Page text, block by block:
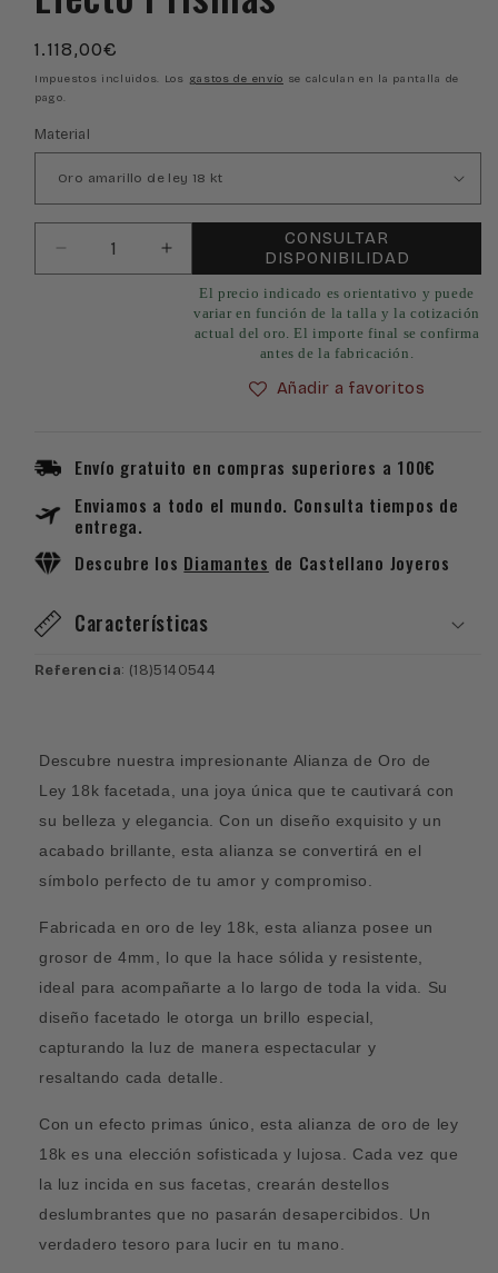
Precio
habitual
1.118,00€
Impuestos incluidos. Los gastos de envío se calculan en la pantalla de
pago.
Material
Reducir
cantidad
Prismas
Aumentar
cantidad
para
Alianza
Prismas
CONSULTAR
DISPONIBILIDAD
El precio indicado es orientativo y puede
variar en función de la talla y la cotización
actual del oro. El importe final se confirma
antes de la fabricación.
Añadir a favoritos
Envío gratuito en compras superiores a 100€
Enviamos a todo el mundo. Consulta tiempos de
entrega.
Descubre los Diamantes de Castellano Joyeros
Características
Referencia: (18)5140544
Descubre nuestra impresionante Alianza de Oro de
Ley 18k facetada, una joya única que te cautivará con
su belleza y elegancia. Con un diseño exquisito y un
acabado brillante, esta alianza se convertirá en el
símbolo perfecto de tu amor y compromiso.
Fabricada en oro de ley 18k, esta alianza posee un
grosor de 4mm, lo que la hace sólida y resistente,
ideal para acompañarte a lo largo de toda la vida. Su
diseño facetado le otorga un brillo especial,
capturando la luz de manera espectacular y
resaltando cada detalle.
Con un efecto primas único, esta alianza de oro de ley
18k es una elección sofisticada y lujosa. Cada vez que
la luz incida en sus facetas, crearán destellos
deslumbrantes que no pasarán desapercibidos. Un
verdadero tesoro para lucir en tu mano.